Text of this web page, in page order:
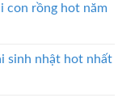
con rồng hot năm
sinh nhật hot nhất